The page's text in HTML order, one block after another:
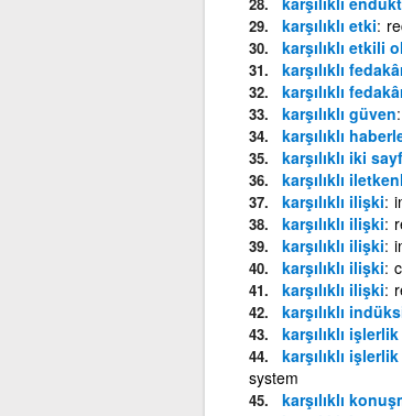
karşılıklı etki
karşılıklı etkili
karşılıklı
karşılıklı
karşılıklı güven
karşılıklı
karşılıklı iki
karşılıklı
karşılıklı ilişki
karşılıklı ilişki
karşılıklı ilişki
karşılıklı ilişki
karşılıklı ilişki
karşılıklı
karşılıklı
karşılıklı
system
karşılıklı